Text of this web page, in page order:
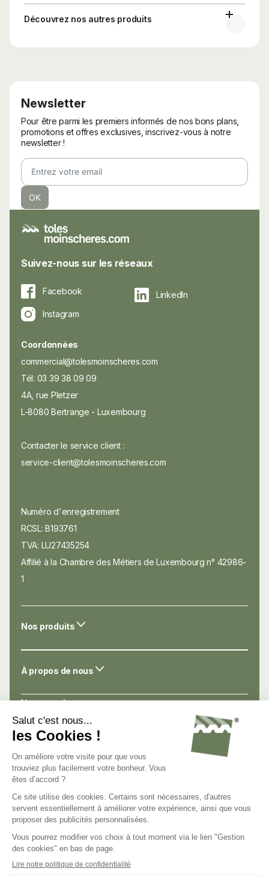
Découvrez nos autres produits
Suivez-nous sur les réseaux
Facebook
LinkedIn
Instagram
Coordonnées
commercial@tolesmoinscheres.com
Tél: 03 39 38 09 09
4A, rue Pletzer
L-8080 Bertrange - Luxembourg
Contacter le service client :
service-client@tolesmoinscheres.com
Numéro d'enregistrement
RCSL: B193761
TVA: LU27435254
Affilié à la Chambre des Métiers de Luxembourg n° 42986-
1
À propos de nous
Nos conseils
Nos atouts
Avis de nos clients
Nous connaître
Nous contacter
C.G.V.
Mentions légales
Politique de confidentialité
Gestion des cookies
Groupe Steel Shed
Nos produits
Newsletter
Pour être parmi les premiers informés de nos bons plans,
promotions et offres exclusives, inscrivez-vous à notre
newsletter !